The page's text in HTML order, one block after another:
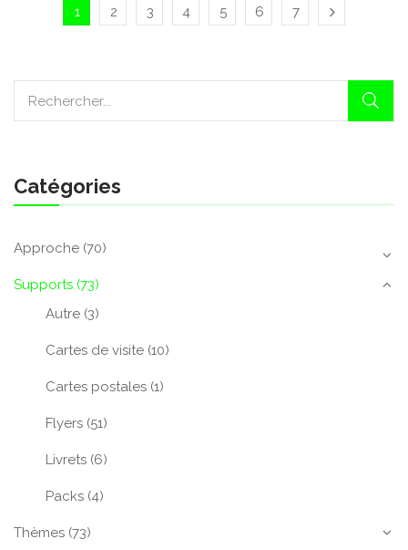
Catégories
Approche (70)
Supports (73)
Autre (3)
Cartes de visite (10)
Cartes postales (1)
Flyers (51)
Livrets (6)
Packs (4)
Thèmes (73)
1 2 3 4 5 6 7